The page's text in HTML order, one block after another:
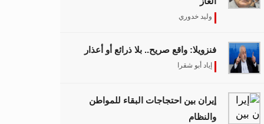
وليد خدوري
فنزويلا: واقع صريح.. بلا ذرائع أو أعذار
إياد أبو شقرا
إيران بين احتجاجات البقاء للمواطن
والنظام